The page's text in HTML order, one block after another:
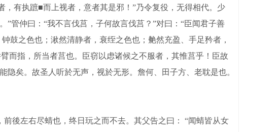
，有执蹠■而上视者，意者其是邪！”乃令复役，无得相代。少
”管仲曰：“我不言伐莒，子何故言伐莒？”对曰：“臣闻君子善
鼓之色也；湫然清静者，衰绖之色也；艴然充盈、手足矜者，
而指，所当者莒也。臣窃以虑诸候之不服者，其惟莒乎！臣故
矣。故圣人听於无声，视於无形。詹何、田子方、老耽是也。
後左右尽蜻也，终日玩之而不去。其父告之曰： “闻蜻皆从女